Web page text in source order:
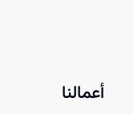
أعمالنا